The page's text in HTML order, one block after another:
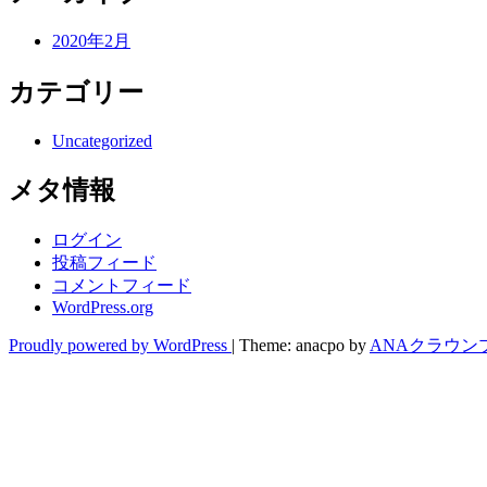
2020年2月
カテゴリー
Uncategorized
メタ情報
ログイン
投稿フィード
コメントフィード
WordPress.org
Proudly powered by WordPress | Theme: anacpo by ANAクラウン